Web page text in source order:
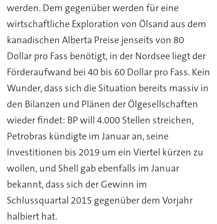
werden. Dem gegenüber werden für eine
wirtschaftliche Exploration von Ölsand aus dem
kanadischen Alberta Preise jenseits von 80
Dollar pro Fass benötigt, in der Nordsee liegt der
Förderaufwand bei 40 bis 60 Dollar pro Fass. Kein
Wunder, dass sich die Situation bereits massiv in
den Bilanzen und Plänen der Ölgesellschaften
wieder findet: BP will 4.000 Stellen streichen,
Petrobras kündigte im Januar an, seine
Investitionen bis 2019 um ein Viertel kürzen zu
wollen, und Shell gab ebenfalls im Januar
bekannt, dass sich der Gewinn im
Schlussquartal 2015 gegenüber dem Vorjahr
halbiert hat.